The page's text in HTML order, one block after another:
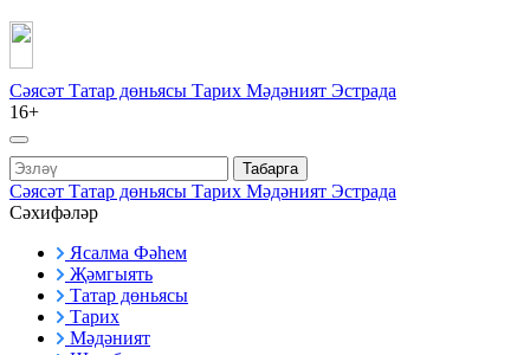
Сәясәт Татар дөньясы Тарих Мәдәният Эстрада
16+
Табарга
Сәясәт Татар дөньясы Тарих Мәдәният Эстрада
Сәхифәләр
Ясалма Фәһем
Җәмгыять
Татар дөньясы
Тарих
Мәдәният